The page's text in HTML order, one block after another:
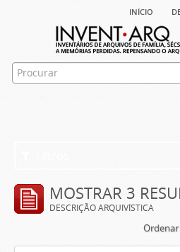
início
MOSTRAR 3
DESCRIÇÃO ARQUIVÍSTICA